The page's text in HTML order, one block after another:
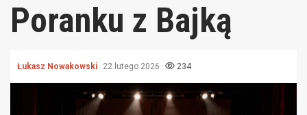
Poranku z Bajką
Łukasz Nowakowski 22 lutego 2026 234